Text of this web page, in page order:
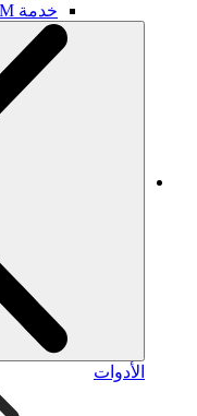
خدمة MAM
الأدوات